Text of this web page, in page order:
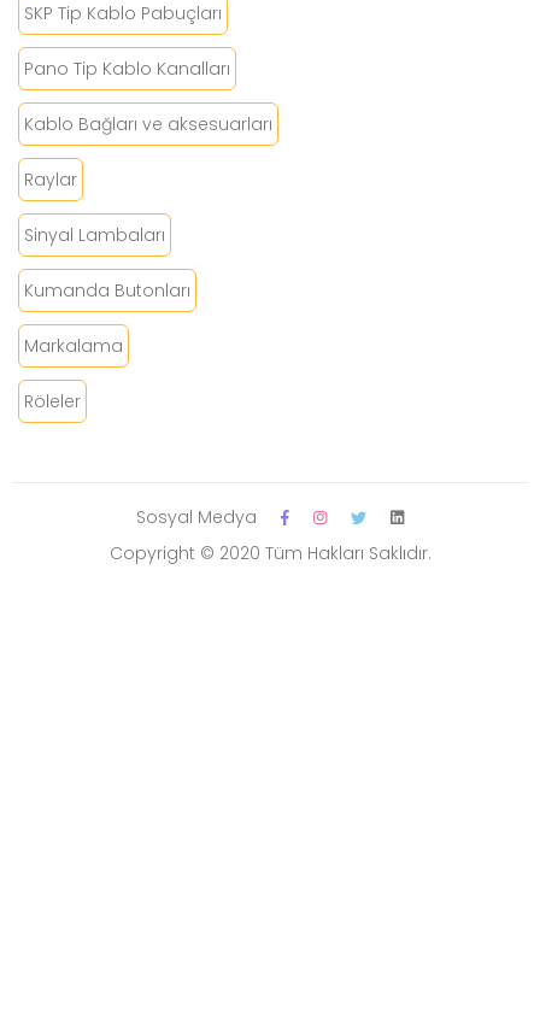
SKP Tip Kablo Pabuçları
Pano Tip Kablo Kanalları
Kablo Bağları ve aksesuarları
Raylar
Sinyal Lambaları
Kumanda Butonları
Markalama
Röleler
Copyright © 2020 Tüm Hakları Saklıdır.
Sosyal Medya